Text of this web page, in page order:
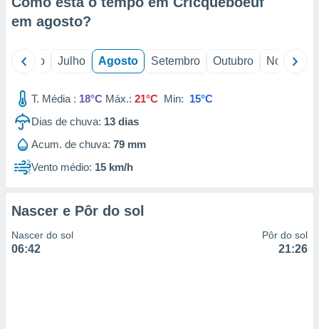
e
de
em agosto?
Junho Julho Agosto Setembro Outubro Novembro
T. Média : 18°C Máx.: 21°C Min: 15°C
Dias de chuva: 13 dias
Acum. de chuva: 79 mm
Vento médio: 15 km/h
Nascer e Pôr do sol
Nascer do sol
06:42
Pôr do sol
21:26